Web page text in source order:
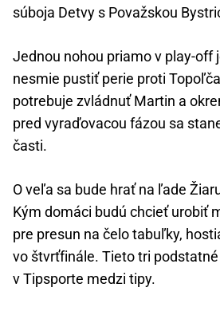
súboja Detvy s Považskou
Jednou nohou priamo v play-off
nesmie pustiť perie proti
potrebuje zvládnuť Martin a
pred vyraďovacou fázou sa
časti.
O veľa sa bude hrať na ľade
Kým domáci budú chcieť urobiť
pre presun na čelo tabuľky,
vo štvrťfinále. Tieto tri podstatné
v Tipsporte medzi tipy.